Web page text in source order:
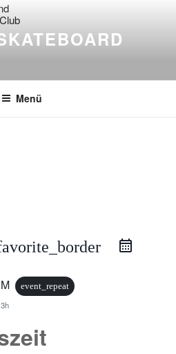
Menü
event_repeat
3h